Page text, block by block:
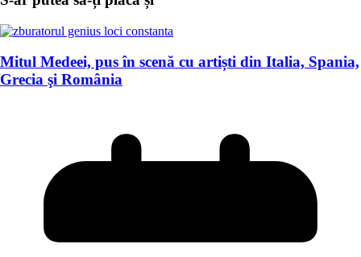
Mitul Medeei, pus în scenă cu artiști din Italia, Spania,
Grecia şi România